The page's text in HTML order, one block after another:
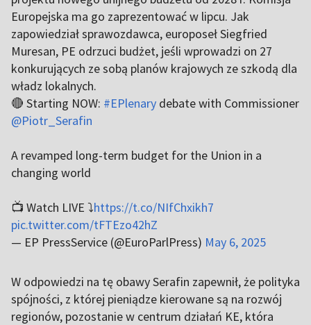
Europejska ma go zaprezentować w lipcu. Jak
zapowiedział sprawozdawca, europoseł Siegfried
Muresan, PE odrzuci budżet, jeśli wprowadzi on 27
konkurujących ze sobą planów krajowych ze szkodą dla
władz lokalnych.
🔴 Starting NOW: #EPlenary debate with Commissioner
@Piotr_Serafin
A revamped long-term budget for the Union in a
changing world
📺 Watch LIVE ⤵️https://t.co/NIfChxikh7
pic.twitter.com/tFTEzo42hZ
— EP PressService (@EuroParlPress) May 6, 2025
W odpowiedzi na tę obawy Serafin zapewnił, że polityka
spójności, z której pieniądze kierowane są na rozwój
regionów, pozostanie w centrum działań KE, która